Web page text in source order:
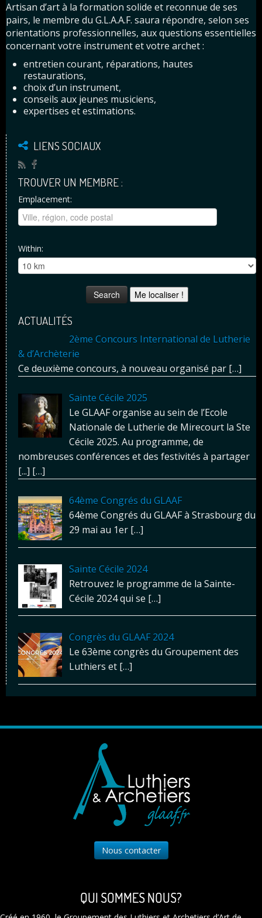
Artisan d’art à la formation solide et reconnue de ses
pairs, le membre du G.L.A.A.F. saura répondre, selon ses
orientations professionnelles, aux questions essentielles
concernant votre instrument et votre archet :
entretien courant, réparations, hautes
restaurations,
choix d’un instrument,
conseils aux jeunes musiciens,
expertises et estimations.
LIENS SOCIAUX
TROUVER UN MEMBRE :
Emplacement:
Within:
Me localiser !
ACTUALITÉS
2ème Concours International de Lutherie
& d’Archèterie
Ce deuxième concours, à nouveau organisé par […]
Sainte Cécile 2025
Le GLAAF organise au sein de l’Ecole
Nationale de Lutherie de Mirecourt la Ste
Cécile 2025. Au programme, de
nombreuses conférences et des festivités à partager
[...] […]
64ème Congrés du GLAAF
64ème Congrés du GLAAF à Strasbourg du
29 mai au 1er […]
Sainte Cécile 2024
Retrouvez le programme de la Sainte-
Cécile 2024 qui se […]
Congrès du GLAAF 2024
Le 63ème congrès du Groupement des
Luthiers et […]
Nous contacter
QUI SOMMES NOUS?